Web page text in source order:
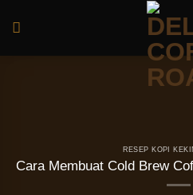
RESEP KOPI
Cara Membuat Cold Brew